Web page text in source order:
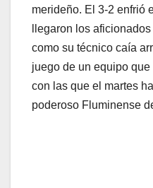
merideño. El 3-2 enfrió
llegaron los
como su técnico caía
juego de un equipo
con las que el martes
poderoso Fluminense